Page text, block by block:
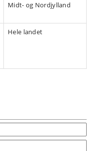
Midt- og Nordjylland
Hele landet